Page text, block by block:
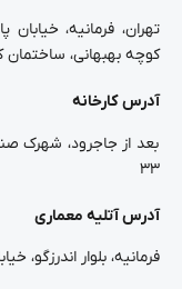
تهران، فرمانیه،
کوچه بهبهانی، ساختمان کرال، پلاک ۶،
آدرس کارخانه
۳۳
آدرس آتلیه معماری
فرمانیه، بلوار اندرزگو،